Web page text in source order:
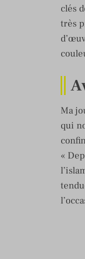
clés
très
Ma
qui
«